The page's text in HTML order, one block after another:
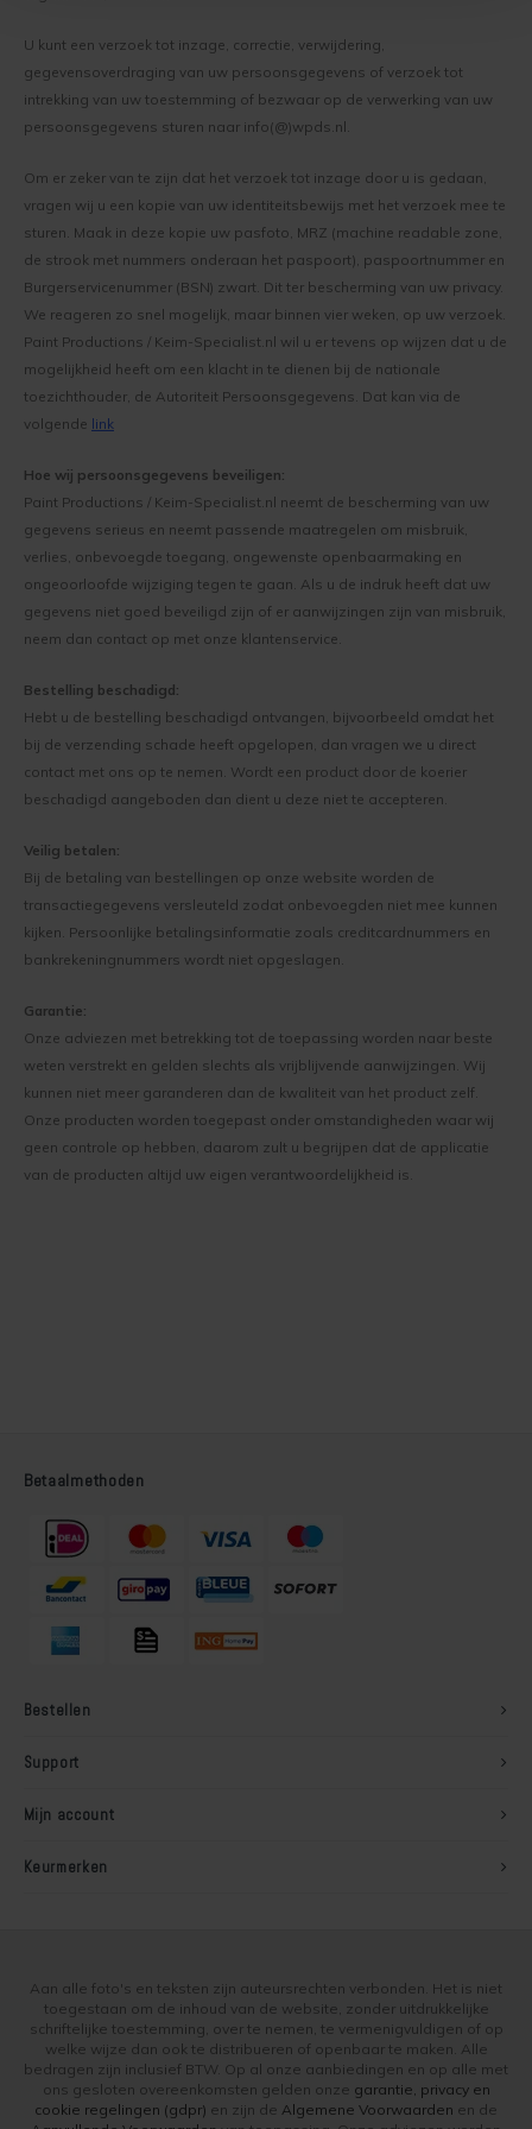
U kunt een verzoek tot inzage, correctie, verwijdering,
gegevensoverdraging van uw persoonsgegevens of verzoek tot
intrekking van uw toestemming of bezwaar op de verwerking van uw
persoonsgegevens sturen naar info(@)wpds.nl.
Om er zeker van te zijn dat het verzoek tot inzage door u is gedaan,
vragen wij u een kopie van uw identiteitsbewijs met het verzoek mee te
sturen. Maak in deze kopie uw pasfoto, MRZ (machine readable zone,
de strook met nummers onderaan het paspoort), paspoortnummer en
Burgerservicenummer (BSN) zwart. Dit ter bescherming van uw privacy.
We reageren zo snel mogelijk, maar binnen vier weken, op uw verzoek.
Paint Productions / Keim-Specialist.nl wil u er tevens op wijzen dat u de
mogelijkheid heeft om een klacht in te dienen bij de nationale
toezichthouder, de Autoriteit Persoonsgegevens. Dat kan via de
volgende link
Hoe wij persoonsgegevens beveiligen:
Paint Productions / Keim-Specialist.nl neemt de bescherming van uw
gegevens serieus en neemt passende maatregelen om misbruik,
verlies, onbevoegde toegang, ongewenste openbaarmaking en
ongeoorloofde wijziging tegen te gaan. Als u de indruk heeft dat uw
gegevens niet goed beveiligd zijn of er aanwijzingen zijn van misbruik,
neem dan contact op met onze klantenservice.
Bestelling beschadigd:
Hebt u de bestelling beschadigd ontvangen, bijvoorbeeld omdat het
bij de verzending schade heeft opgelopen, dan vragen we u direct
contact met ons op te nemen. Wordt een product door de koerier
beschadigd aangeboden dan dient u deze niet te accepteren.
Veilig betalen:
Bij de betaling van bestellingen op onze website worden de
transactiegegevens versleuteld zodat onbevoegden niet mee kunnen
kijken. Persoonlijke betalingsinformatie zoals creditcardnummers en
bankrekeningnummers wordt niet opgeslagen.
Garantie:
Onze adviezen met betrekking tot de toepassing worden naar beste
weten verstrekt en gelden slechts als vrijblijvende aanwijzingen. Wij
kunnen niet meer garanderen dan de kwaliteit van het product zelf.
Onze producten worden toegepast onder omstandigheden waar wij
geen controle op hebben, daarom zult u begrijpen dat de applicatie
van de producten altijd uw eigen verantwoordelijkheid is.
Betaalmethoden
Bestellen
Support
Mijn account
Keurmerken
Aan alle foto's en teksten zijn auteursrechten verbonden. Het is niet
toegestaan om de inhoud van de website, zonder uitdrukkelijke
schriftelijke toestemming, over te nemen, te vermenigvuldigen of op
welke wijze dan ook te distribueren of openbaar te maken. Alle
bedragen zijn inclusief BTW. Op al onze aanbiedingen en op alle met
ons gesloten overeenkomsten gelden onze garantie, privacy en
cookie regelingen (gdpr) en zijn de Algemene Voorwaarden en de